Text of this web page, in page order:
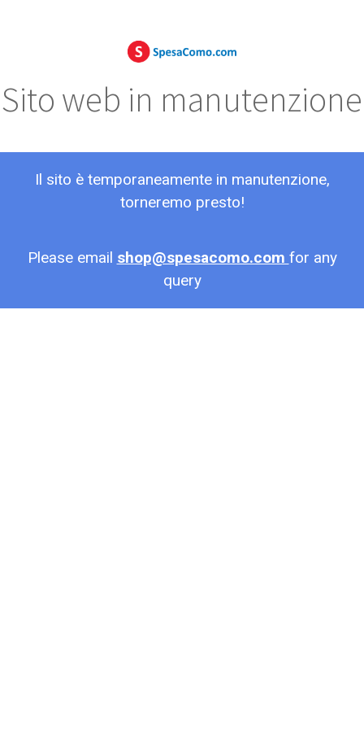
Sito web in manutenzione
Il sito è temporaneamente in manutenzione,
torneremo presto!
Please email shop@spesacomo.com for any
query